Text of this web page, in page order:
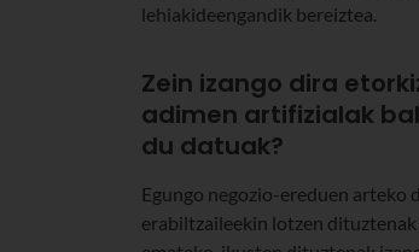
lehiakideengandik bereiztea.
Zein izango dira
adimen artifizialak
du datuak?
Egungo negozio-ereduen arteko
erabiltzaileekin lotzen